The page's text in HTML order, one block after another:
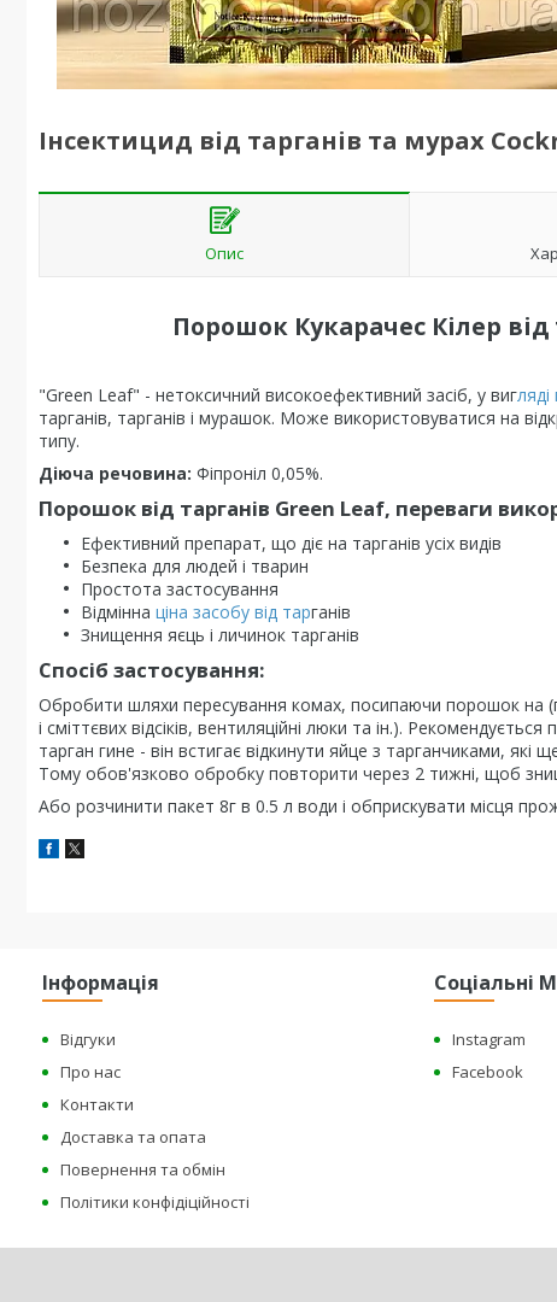
Інсектицид від тарганів та мурах
Опис
Порошок Кукарачес Кілер
"Green Leaf" - нетоксичний високоефективний засіб, у вигляді
тарганів, тарганів і мурашок. Може використовуватися на
типу.
Діюча речовина: Фіпроніл 0,05%.
Порошок від тарганів Green Leaf, переваги
Ефективний препарат, що діє на тарганів усіх видів
Безпека для людей і тварин
Простота застосування
Відмінна ціна засобу від тарганів
Знищення яєць і личинок тарганів
Спосіб застосування:
Обробити шляхи пересування комах, посипаючи порошок на
і сміттєвих відсіків, вентиляційні люки та ін.).
тарган гине - він встигає відкинути яйце з тарганчиками,
Тому обов'язково обробку повторити через 2 тижні, щоб
Або розчинити пакет 8г в 0.5 л води і обприскувати місця
Інформація
Відгуки
Про нас
Контакти
Доставка та опата
Повернення та обмін
Політики конфідіційності
Соціальні
Instagram
Facebook